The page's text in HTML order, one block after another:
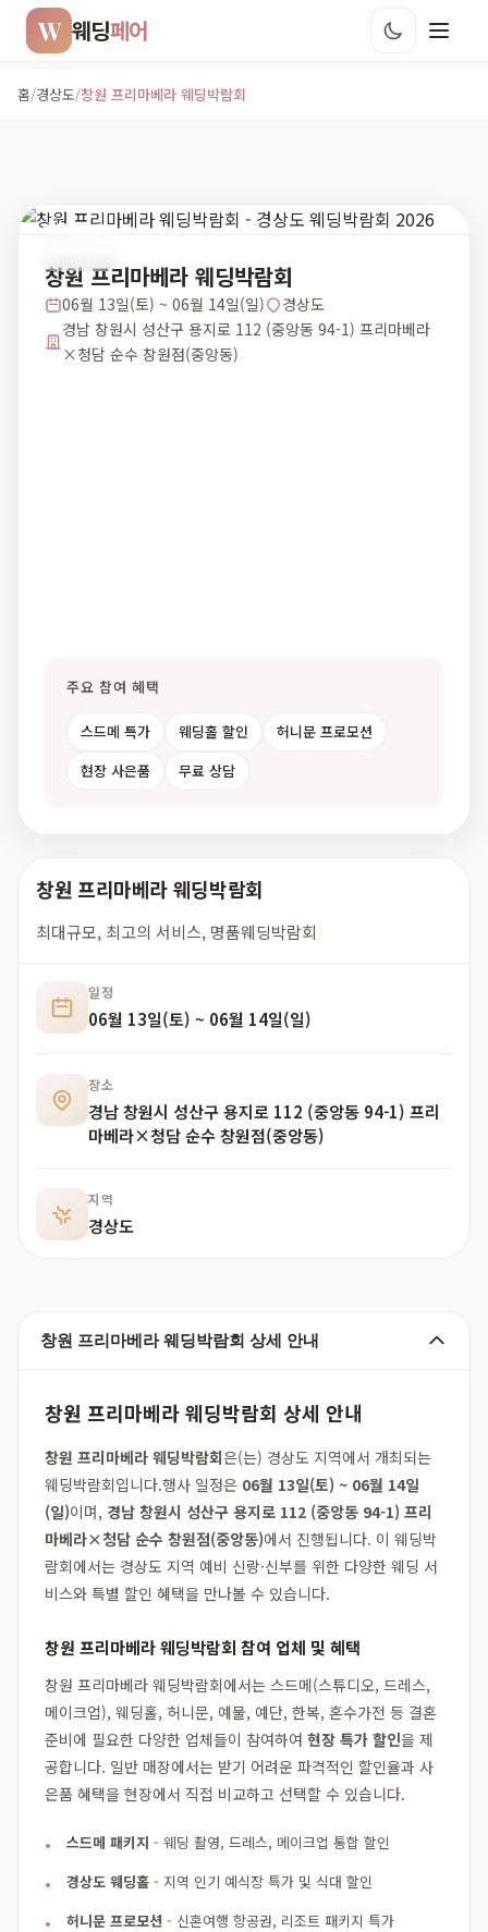
W 웨딩페어
홈/경상도/창원 프리마베라 웨딩박람회
창원 프리마베라 웨딩박람회
06월 13일(토) ~ 06월 14일(일)
경상도
경남 창원시 성산구 용지로 112 (중앙동 94-1) 프리마베라
×청담 순수 창원점(중앙동)
주요 참여 혜택
스드메 특가 웨딩홀 할인
허니문 프로모션
현장 사은품
무료 상담
창원 프리마베라 웨딩박람회
최대규모, 최고의 서비스, 명품웨딩박람회
일정
06월 13일(토) ~ 06월 14일(일)
장소
경남 창원시 성산구 용지로 112 (중앙동 94-1) 프리
마베라×청담 순수 창원점(중앙동)
지역
경상도
창원 프리마베라 웨딩박람회 상세 안내
창원 프리마베라 웨딩박람회 상세 안내
창원 프리마베라 웨딩박람회은(는) 경상도 지역에서 개최되는
웨딩박람회입니다.행사 일정은 06월 13일(토) ~ 06월 14일
(일)이며, 경남 창원시 성산구 용지로 112 (중앙동 94-1) 프리
마베라×청담 순수 창원점(중앙동)에서 진행됩니다. 이 웨딩박
람회에서는 경상도 지역 예비 신랑·신부를 위한 다양한 웨딩 서
비스와 특별 할인 혜택을 만나볼 수 있습니다.
창원 프리마베라 웨딩박람회 참여 업체 및 혜택
창원 프리마베라 웨딩박람회에서는 스드메(스튜디오, 드레스,
메이크업), 웨딩홀, 허니문, 예물, 예단, 한복, 혼수가전 등 결혼
준비에 필요한 다양한 업체들이 참여하여 현장 특가 할인을 제
공합니다. 일반 매장에서는 받기 어려운 파격적인 할인율과 사
은품 혜택을 현장에서 직접 비교하고 선택할 수 있습니다.
스드메 패키지 - 웨딩 촬영, 드레스, 메이크업 통합 할인
경상도 웨딩홀 - 지역 인기 예식장 특가 및 식대 할인
허니문 프로모션 - 신혼여행 항공권, 리조트 패키지 특가